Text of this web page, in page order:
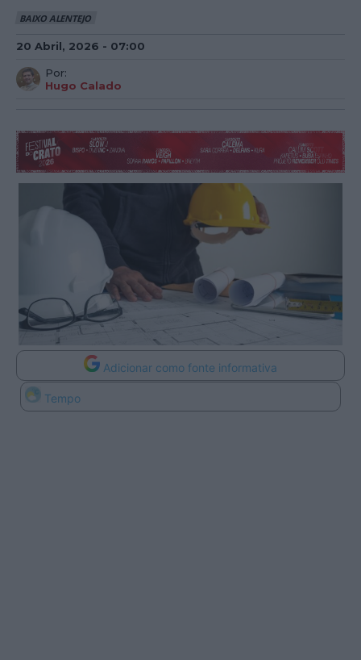
BAIXO ALENTEJO
20 Abril, 2026 - 07:00
Por:
Hugo Calado
Adicionar como fonte informativa
Tempo